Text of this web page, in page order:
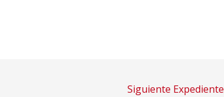
Siguiente Expediente